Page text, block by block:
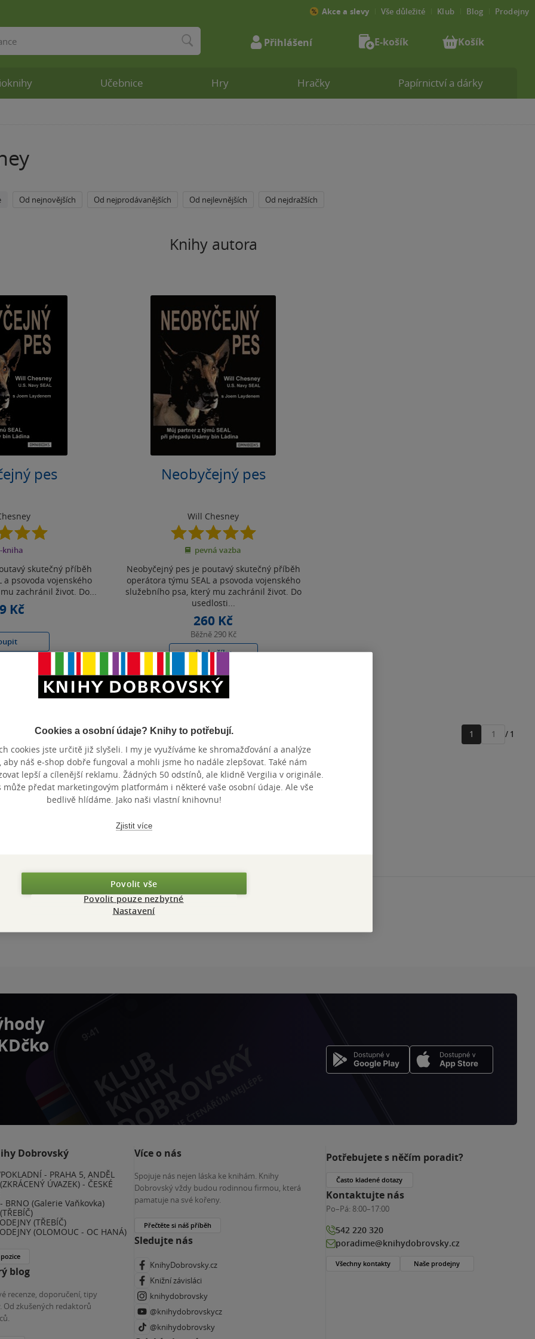
Od nejnovějších Od nejprodávanějších Od nejlevnějších Od nejdražších
Knihy autora
pes
5.0
z
5
kniha
skutečný příběh
a psovoda vojenského
zachránil život. Do...
Kč
Neobyčejný pes
Will Chesney
5.0
z
5
pevná vazba
Neobyčejný pes je poutavý skutečný příběh
operátora týmu SEAL a psovoda vojenského
služebního psa, který mu zachránil život. Do
usedlosti...
260 Kč
Běžně 290 Kč
Do košíku
Uložit do seznamu
1
Přejít
/ 1
Učebnice Hry Hračky Papírnictví a dárky
Akce a slevy Vše důležité Klub Blog Prodejny
Přihlášení E-košík Košík
Dobrovský
- PRAHA 5, ANDĚL
ÚVAZEK) - ČESKÉ
BRNO (Galerie Vaňkovka)
(TŘEBÍČ)
(OLOMOUC - OC HANÁ)
blog
recenze, doporučení, tipy
Od zkušených redaktorů
Více o nás
Spojuje nás nejen láska ke knihám. Knihy
Dobrovský vždy budou rodinnou firmou, která
pamatuje na své kořeny.
Přečtěte si náš příběh
Sledujte nás
KnihyDobrovsky.cz
Knižní závisláci
knihydobrovsky
@knihydobrovskycz
@knihydobrovsky
Potřebujete s něčím poradit?
Často kladené dotazy
Kontaktujte nás
Po–Pá: 8:00–17:00
542 220 320
poradime@knihydobrovsky.cz
Všechny kontakty Naše prodejny
Cookies a osobní údaje? Knihy to potřebují.
cookies jste určitě již slyšeli. I my je využíváme ke shromažďování a analýze
aby náš e-shop dobře fungoval a mohli jsme ho nadále zlepšovat. Také nám
lepší a cílenější reklamu. Žádných 50 odstínů, ale klidně Vergilia v originále.
může předat marketingovým platformám i některé vaše osobní údaje. Ale vše
bedlivě hlídáme. Jako naši vlastní knihovnu!
Zjistit více
Povolit vše
Povolit pouze nezbytné
Nastavení